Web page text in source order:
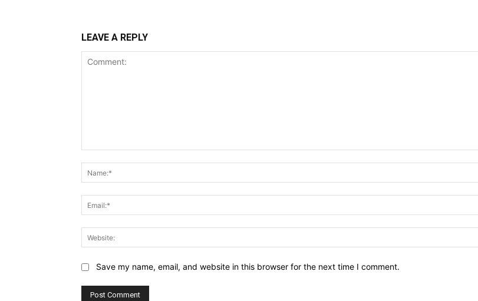
LEAVE A REPLY
Save my name, email, and website in this browser for the next time I comment.